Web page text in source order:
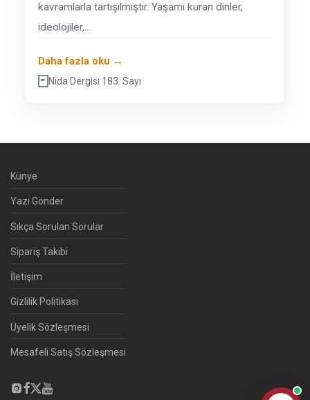
kavramlarla tartışılmıştır. Yaşamı kuran dinler,
ideolojiler,...
Daha fazla oku →
Nida Dergisi 183. Sayı
Künye
Yazı Gönder
Sıkça Sorulan Sorular
Sipariş Takibi
İletişim
Gizlilik Politikası
Üyelik Sözleşmesi
Mesafeli Satış Sözleşmesi